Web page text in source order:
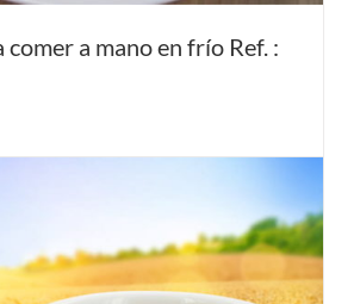
comer a mano en frío Ref. :